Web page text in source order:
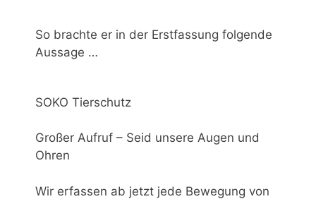
So brachte er in der Erstfassung folgende
Aussage …
SOKO Tierschutz
Großer Aufruf – Seid unsere Augen und
Ohren
Wir erfassen ab jetzt jede Bewegung von